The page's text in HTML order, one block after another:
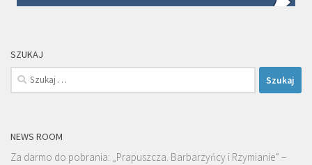
SZUKAJ
Szukaj:
NEWS ROOM
Za darmo do pobrania: „Prapuszcza. Barbarzyńcy i Rzymianie” –